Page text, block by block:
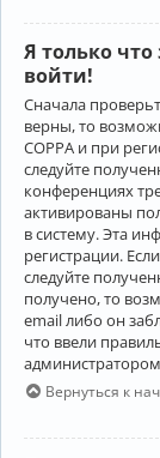
Я только что
войти!
Сначала
верны, то
COPPA и при
следуйте
конференциях
активированы
в систему. Эта
регистрации.
следуйте
получено, то
email либо он
что ввели
Вернуться к